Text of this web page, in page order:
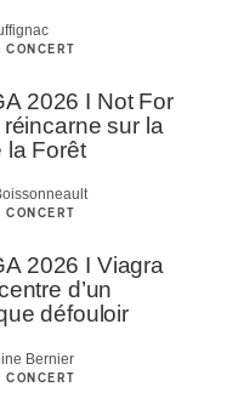
2026 I Not For
sur la
la Forêt
2026 I Viagra
d’un
défouloir
Bernier